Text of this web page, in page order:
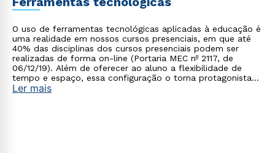
O uso de ferramentas tecnológicas aplicadas à educação é
uma realidade em nossos cursos presenciais, em que até
40% das disciplinas dos cursos presenciais podem ser
realizadas de forma on-line (Portaria MEC nº 2117, de
06/12/19). Além de oferecer ao aluno a flexibilidade de
tempo e espaço, essa configuração o torna protagonista
no processo de construção do seu conhecimento.
Ler mais